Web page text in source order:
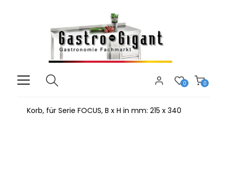
0
0
Korb, für Serie FOCUS, B x H in mm: 215 x 340